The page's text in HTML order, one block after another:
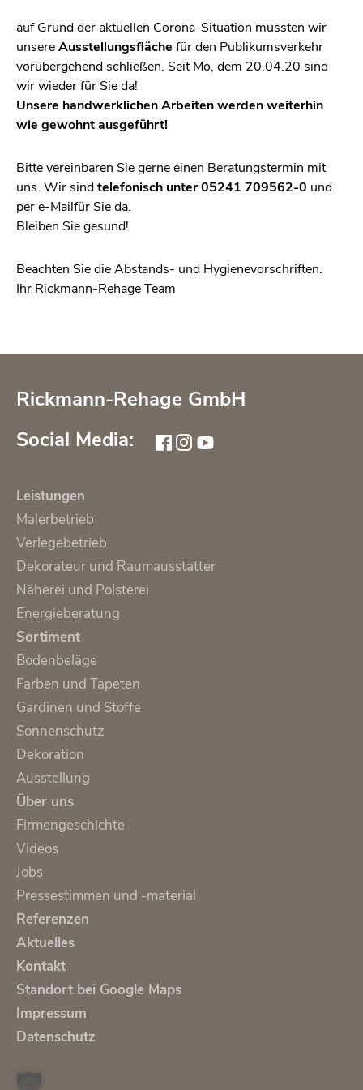
auf Grund der ak­tu­el­len Co­ro­na-Si­tua­ti­on muss­ten wir
un­se­reAus­stel­lungs­flä­che für den Pu­bli­kums­ver­kehr
vor­über­ge­hend schlie­ßen. Seit Mo, dem 20.04.20 sind
wir wie­der für Sie da!
Un­se­re hand­werk­li­chen Ar­bei­ten wer­den wei­ter­hin
wie ge­wohnt aus­ge­führt!
Bitte ver­ein­ba­ren Sie gerne einen Be­ra­tungs­ter­min mit
uns. Wir sindte­le­fo­nisch unter 05241 709562-0 und
per e-Mailfür Sie da.
Blei­ben Sie ge­sund!
Be­ach­ten Sie die Ab­stands- und Hy­gie­ne­vor­schrif­ten.
Ihr Rick­mann-Re­ha­ge Team
Rickmann-Rehage GmbH
Social Media:
Leistungen
Malerbetrieb
Verlegebetrieb
Dekorateur und Raumausstatter
Näherei und Polsterei
Energieberatung
Sortiment
Bodenbeläge
Farben und Tapeten
Gardinen und Stoffe
Sonnenschutz
Dekoration
Ausstellung
Über uns
Firmengeschichte
Videos
Jobs
Pressestimmen und -material
Referenzen
Aktuelles
Kontakt
Standort bei Google Maps
Impressum
Datenschutz